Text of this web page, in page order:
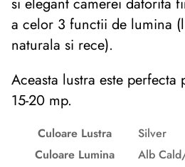
a celor 3 functii de lumina
naturala si rece).
Aceasta lustra este
15-20 mp.
Culoare Lustra
Silver
Culoare Lumina
Alb